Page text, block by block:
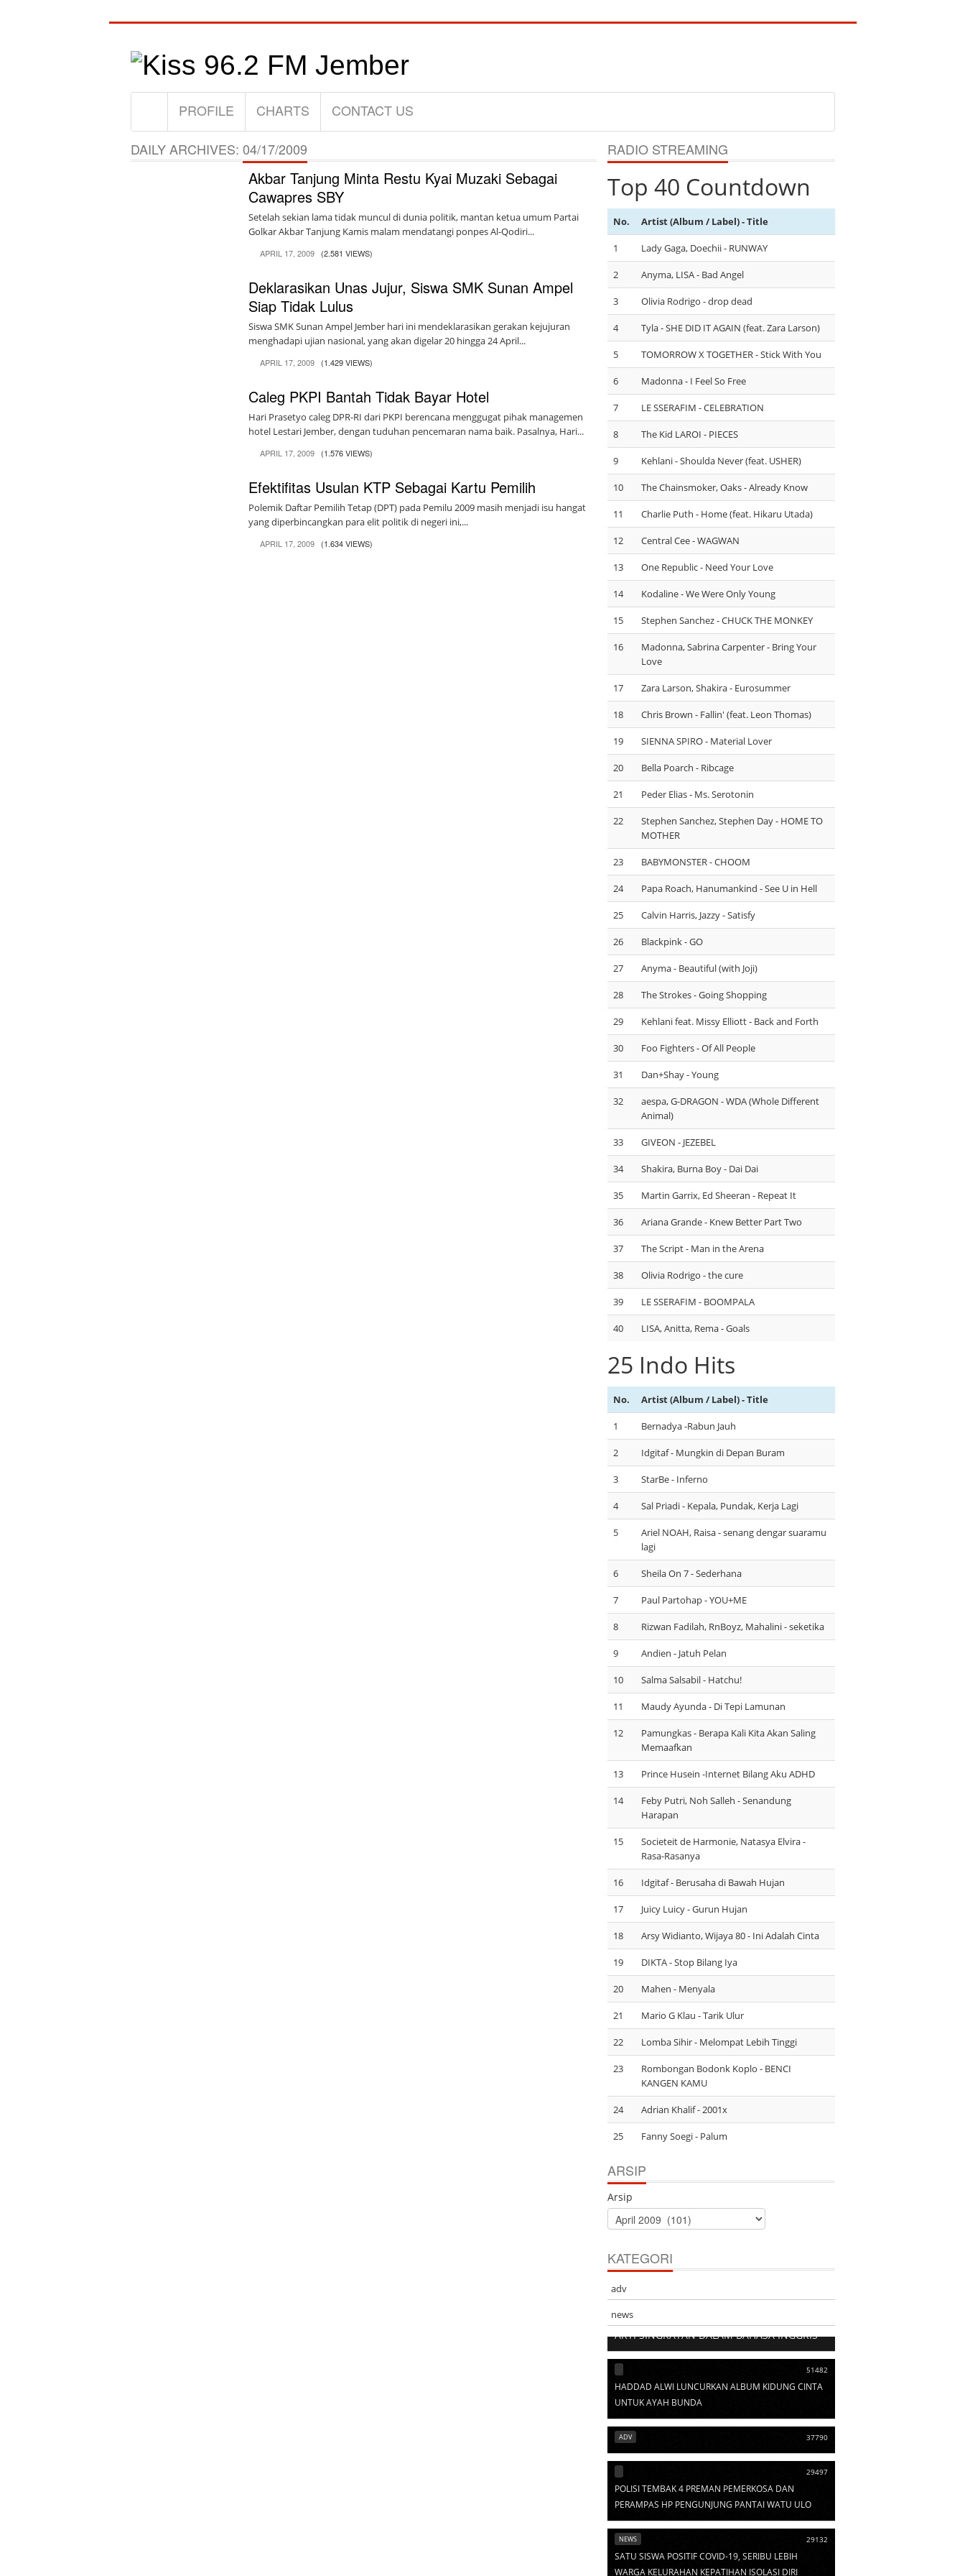
PROFILE CHARTS CONTACT US
DAILY ARCHIVES: 04/17/2009
Akbar Tanjung Minta Restu Kyai Muzaki Sebagai
Cawapres SBY
Setelah sekian lama tidak muncul di dunia politik, mantan ketua umum Partai
Golkar Akbar Tanjung Kamis malam mendatangi ponpes Al-Qodiri...
APRIL 17, 2009 (2.581 VIEWS)
Deklarasikan Unas Jujur, Siswa SMK Sunan Ampel
Siap Tidak Lulus
Siswa SMK Sunan Ampel Jember hari ini mendeklarasikan gerakan kejujuran
menghadapi ujian nasional, yang akan digelar 20 hingga 24 April...
APRIL 17, 2009 (1.429 VIEWS)
Caleg PKPI Bantah Tidak Bayar Hotel
Hari Prasetyo caleg DPR-RI dari PKPI berencana menggugat pihak managemen
hotel Lestari Jember, dengan tuduhan pencemaran nama baik. Pasalnya, Hari...
APRIL 17, 2009 (1.576 VIEWS)
Efektifitas Usulan KTP Sebagai Kartu Pemilih
Polemik Daftar Pemilih Tetap (DPT) pada Pemilu 2009 masih menjadi isu hangat
yang diperbincangkan para elit politik di negeri ini,...
APRIL 17, 2009 (1.634 VIEWS)
RADIO STREAMING
Top 40 Countdown
No. Artist (Album / Label) - Title
1 Lady Gaga, Doechii - RUNWAY
2 Anyma, LISA - Bad Angel
3 Olivia Rodrigo - drop dead
4 Tyla - SHE DID IT AGAIN (feat. Zara Larson)
5 TOMORROW X TOGETHER - Stick With You
6 Madonna - I Feel So Free
7 LE SSERAFIM - CELEBRATION
8 The Kid LAROI - PIECES
9 Kehlani - Shoulda Never (feat. USHER)
10 The Chainsmoker, Oaks - Already Know
11 Charlie Puth - Home (feat. Hikaru Utada)
12 Central Cee - WAGWAN
13 One Republic - Need Your Love
14 Kodaline - We Were Only Young
15 Stephen Sanchez - CHUCK THE MONKEY
16
Madonna, Sabrina Carpenter - Bring Your
Love
17 Zara Larson, Shakira - Eurosummer
18 Chris Brown - Fallin' (feat. Leon Thomas)
19 SIENNA SPIRO - Material Lover
20 Bella Poarch - Ribcage
21 Peder Elias - Ms. Serotonin
22
Stephen Sanchez, Stephen Day - HOME TO
MOTHER
23 BABYMONSTER - CHOOM
24 Papa Roach, Hanumankind - See U in Hell
25 ⁠Calvin Harris, Jazzy - Satisfy
26 Blackpink - GO
27 Anyma - Beautiful (with Joji)
28 The Strokes - Going Shopping
29 Kehlani feat. Missy Elliott - Back and Forth
30 Foo Fighters - Of All People
31 Dan+Shay - Young
32
aespa, G-DRAGON - WDA (Whole Different
Animal)
33 GIVEON - JEZEBEL
34 Shakira, Burna Boy - Dai Dai
35 Martin Garrix, Ed Sheeran - Repeat It
36 Ariana Grande - Knew Better Part Two
37 The Script - Man in the Arena
38 Olivia Rodrigo - the cure
39 LE SSERAFIM - BOOMPALA
40 LISA, Anitta, Rema - Goals
25 Indo Hits
No. Artist (Album / Label) - Title
1 Bernadya -Rabun Jauh
2 Idgitaf - Mungkin di Depan Buram
3 StarBe - Inferno
4 Sal Priadi - Kepala, Pundak, Kerja Lagi
5
Ariel NOAH, Raisa - senang dengar suaramu
lagi
6 Sheila On 7 - Sederhana
7 Paul Partohap - YOU+ME
8 Rizwan Fadilah, RnBoyz, Mahalini - seketika
9 Andien - Jatuh Pelan
10 Salma Salsabil - Hatchu!
11 Maudy Ayunda - Di Tepi Lamunan
12
Pamungkas - Berapa Kali Kita Akan Saling
Memaafkan
13 Prince Husein -Internet Bilang Aku ADHD
14
Feby Putri, Noh Salleh - Senandung
Harapan
15
Societeit de Harmonie, Natasya Elvira -
Rasa-Rasanya
16 Idgitaf - Berusaha di Bawah Hujan
17 Juicy Luicy - Gurun Hujan
18 Arsy Widianto, Wijaya 80 - Ini Adalah Cinta
19 DIKTA - Stop Bilang Iya
20 Mahen - Menyala
21 Mario G Klau - Tarik Ulur
22 Lomba Sihir - Melompat Lebih Tinggi
23
Rombongan Bodonk Koplo - BENCI
KANGEN KAMU
24 Adrian Khalif - 2001x
25 Fanny Soegi - Palum
ARSIP
Arsip
KATEGORI
adv
news
ARTI SINGKATAN DALAM BAHASA INGGRIS
51482
HADDAD ALWI LUNCURKAN ALBUM KIDUNG CINTA
UNTUK AYAH BUNDA
ADV 37790
29497
POLISI TEMBAK 4 PREMAN PEMERKOSA DAN
PERAMPAS HP PENGUNJUNG PANTAI WATU ULO
NEWS 29132
SATU SISWA POSITIF COVID-19, SERIBU LEBIH
WARGA KELURAHAN KEPATIHAN ISOLASI DIRI